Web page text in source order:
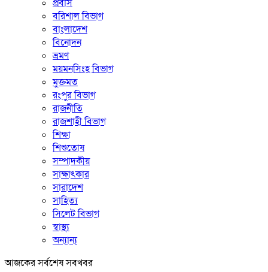
প্রবাস
বরিশাল বিভাগ
বাংলাদেশ
বিনোদন
ভ্রমণ
ময়মনসিংহ বিভাগ
মুক্তমত
রংপুর বিভাগ
রাজনীতি
রাজশাহী বিভাগ
শিক্ষা
শিশুতোষ
সম্পাদকীয়
সাক্ষাৎকার
সারাদেশ
সাহিত্য
সিলেট বিভাগ
স্বাস্থ্য
অন্যান্য
আজকের সর্বশেষ সবখবর